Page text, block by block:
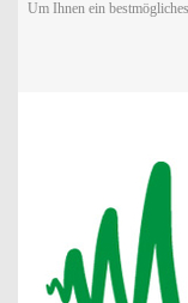
Um Ihnen ein